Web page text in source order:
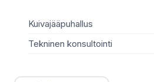
Kuivajääpuhallus
Tekninen konsultointi